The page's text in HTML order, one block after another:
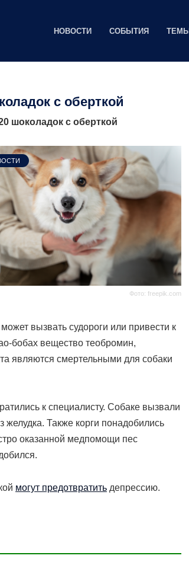
НОВОСТИ СОБЫТИЯ ТЕМЫ
с оберткой
шоколадок с оберткой
Фото: freepik.com
вызвать судороги или привести к
бобах вещество теобромин,
являются смертельными для собаки
к специалисту. Собаке вызвали
желудка. Также корги понадобились
оказанной медпомощи пес
могут предотвратить депрессию.